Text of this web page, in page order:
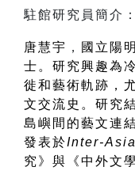
唐慧宇 ，
國立陽
士。研究興趣為
徙和藝術軌跡，
文交流史。研究
島嶼間的藝文連
發表於Inter-
究》與《中外文